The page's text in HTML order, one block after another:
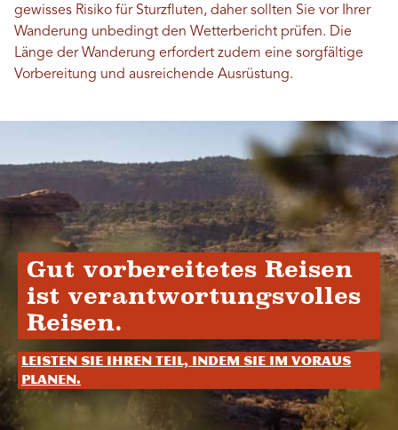
gewisses Risiko für Sturzfluten, daher sollten Sie vor Ihrer
Wanderung unbedingt den Wetterbericht prüfen. Die
Länge der Wanderung erfordert zudem eine sorgfältige
Vorbereitung und ausreichende Ausrüstung.
Gut vorbereitetes Reisen
ist verantwortungsvolles
Reisen.
Leisten Sie Ihren Teil, indem Sie im Voraus
planen.